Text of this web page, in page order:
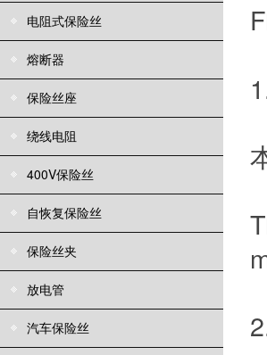
电阻式保险丝
熔断器
保险丝座
绕线电阻
400V保险丝
自恢复保险丝
保险丝夹
放电管
汽车保险丝